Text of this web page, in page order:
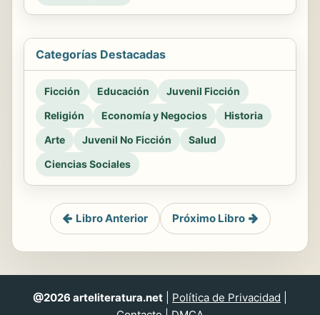
Categorías Destacadas
Ficción Educación
Juvenil Ficción
Religión
Economía y Negocios
Historia
Arte
Juvenil No Ficción
Salud
Ciencias Sociales
Libro Anterior Próximo Libro
@2026 arteliteratura.net Política de Privacidad